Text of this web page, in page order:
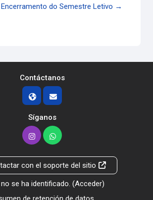
do Semestre Letivo →
Contáctanos
Síganos
con el soporte del sitio
se ha identificado. (Acceder)